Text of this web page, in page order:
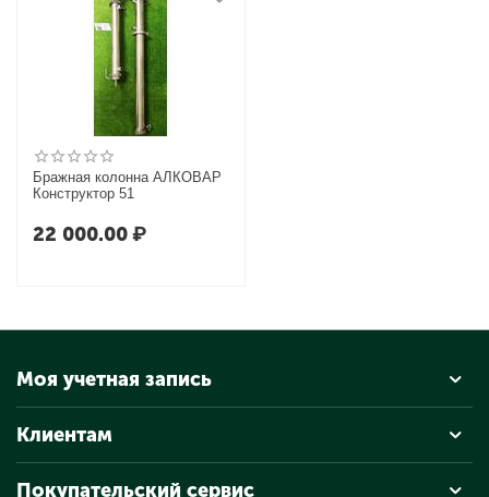
Бражная колонна АЛКОВАР
Конструктор 51
22 000.00₽
Моя учетная запись
Клиентам
Покупательский сервис